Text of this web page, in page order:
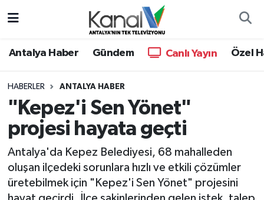
Antalya Haber Gündem Canlı Yayın Özel
HABERLER ANTALYA HABER
"Kepez'i Sen Yönet"
projesi hayata geçti
Antalya'da Kepez Belediyesi, 68 mahalleden
oluşan ilçedeki sorunlara hızlı ve etkili çözümler
üretebilmek için "Kepez'i Sen Yönet" projesini
Antalya Haber
Dünya
Eğitim
Ekonomi
Gündem
Hava Durumu
Trafik Durumu
Süper Lig Puan Durumu ve Fikstür
Tüm Manşetler
Son Dakika Haberleri